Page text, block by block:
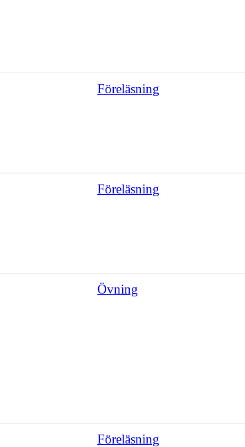
Föreläsning
Föreläsning
Övning
Föreläsning